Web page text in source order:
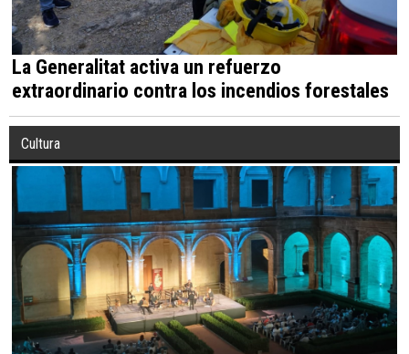
La Generalitat activa un refuerzo
extraordinario contra los incendios forestales
Cultura